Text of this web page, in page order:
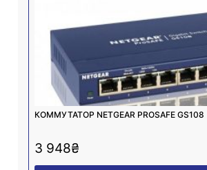
КОММУТАТОР NETGEAR PROSAFE GS108
3 948₴